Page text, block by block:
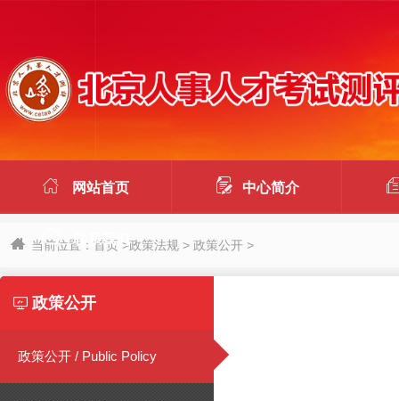
 网站首页  中心简介
 联系我们
当前位置： 首页 >政策法规 > 政策公开 >
 政策公开
政策公开 / Public Policy